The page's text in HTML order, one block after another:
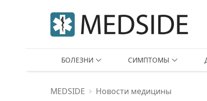
БОЛЕЗНИ СИМПТОМЫ
MEDSIDE Новости медицины